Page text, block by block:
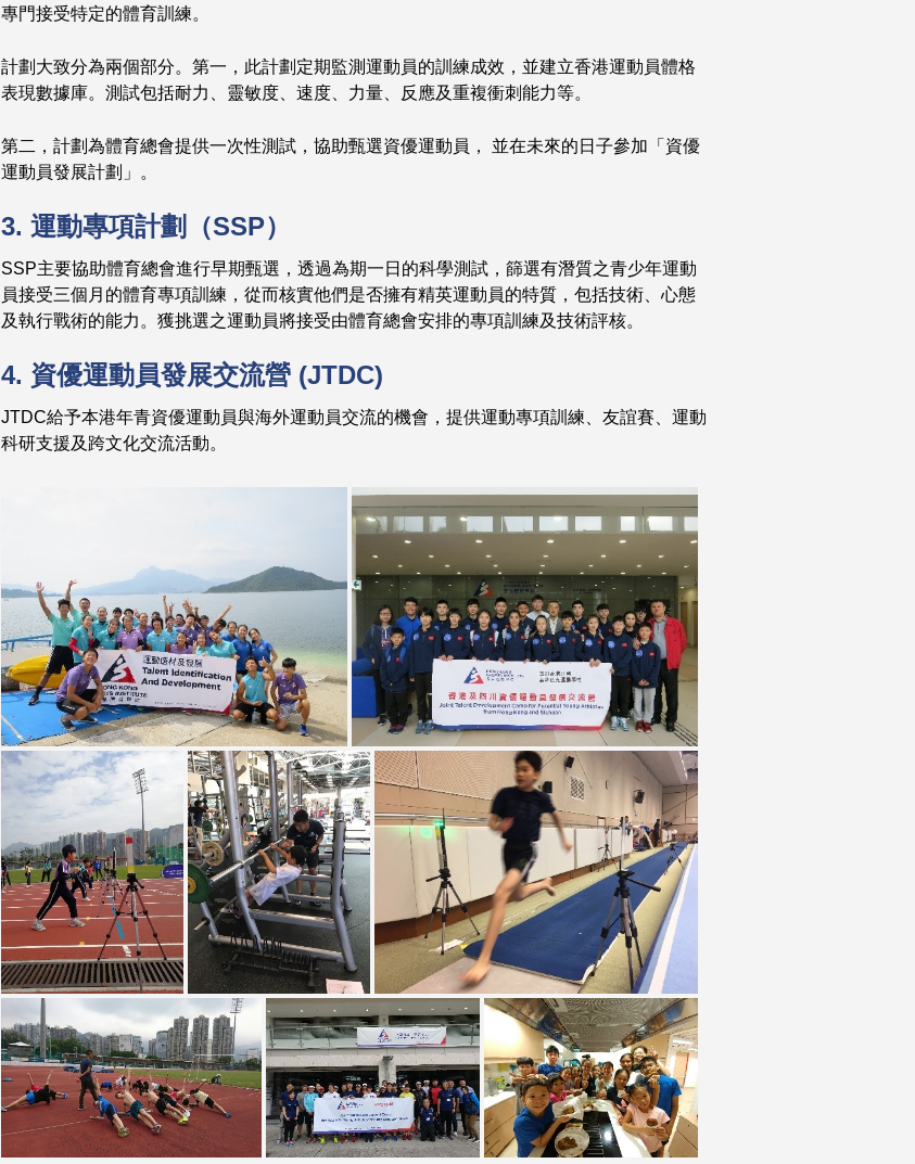
專門接受特定的體育訓練。
計劃大致分為兩個部分。第一，此計劃定期監測運動員的訓練成效，並建立香港運動員體格
表現數據庫。測試包括耐力、靈敏度、速度、力量、反應及重複衝刺能力等。
第二，計劃為體育總會提供一次性測試，協助甄選資優運動員， 並在未來的日子參加「資優
運動員發展計劃」。
3. 運動專項計劃（SSP）
SSP主要協助體育總會進行早期甄選，透過為期一日的科學測試，篩選有潛質之青少年運動
員接受三個月的體育專項訓練，從而核實他們是否擁有精英運動員的特質，包括技術、心態
及執行戰術的能力。獲挑選之運動員將接受由體育總會安排的專項訓練及技術評核。
4. 資優運動員發展交流營 (JTDC)
JTDC給予本港年青資優運動員與海外運動員交流的機會，提供運動專項訓練、友誼賽、運動
科研支援及跨文化交流活動。